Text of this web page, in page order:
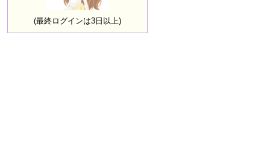
(最終ログインは3日以上)